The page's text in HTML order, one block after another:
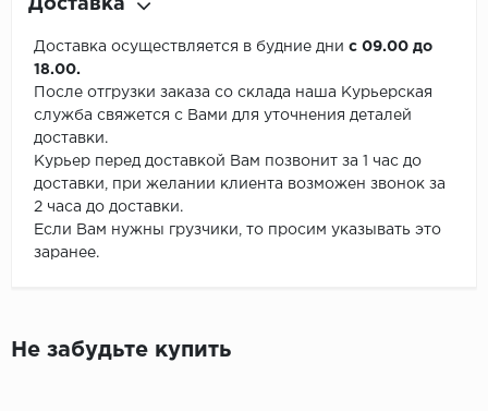
Доставка
Доставка осуществляется в будние дни с 09.00 до
18.00.
После отгрузки заказа со склада наша Курьерская
служба свяжется с Вами для уточнения деталей
доставки.
Курьер перед доставкой Вам позвонит за 1 час до
доставки, при желании клиента возможен звонок за
2 часа до доставки.
Если Вам нужны грузчики, то просим указывать это
заранее.
Не забудьте купить